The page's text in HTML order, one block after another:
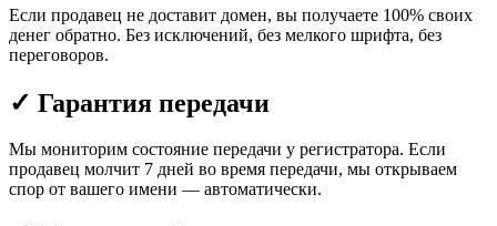
Если продавец не доставит домен, вы получаете 100% своих
денег обратно. Без исключений, без мелкого шрифта, без
переговоров.
✓ Гарантия передачи
Мы мониторим состояние передачи у регистратора. Если
продавец молчит 7 дней во время передачи, мы открываем
спор от вашего имени — автоматически.